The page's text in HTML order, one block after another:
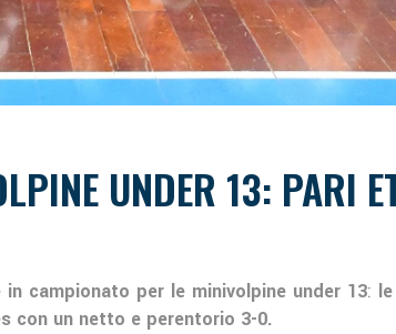
UNDER 13: PARI
campionato per le minivolpine under 13:
con un netto e perentorio 3-0.